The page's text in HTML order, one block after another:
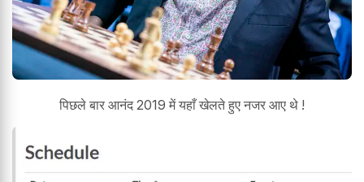
पिछले बार आनंद 2019 में यहाँ खेलते हुए नजर आए थे !